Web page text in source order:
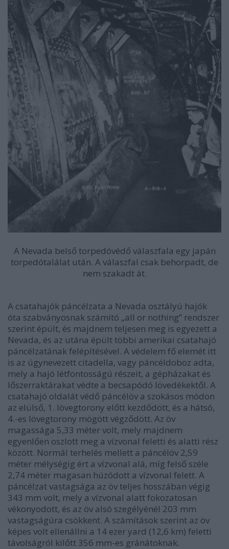
A Nevada belső torpedóvédő válaszfala egy japán
torpedótalálat után. A válaszfal csak behorpadt, de
nem szakadt át.
A csatahajók páncélzata a Nevada osztályú hajók
óta szabványosnak számító „all or nothing” rendszer
szerint épült, és majdnem teljesen meg is egyezett a
Nevada, és az utána épült többi amerikai csatahajó
páncélzatának felépítésével. A védelem fő elemét itt
is az úgynevezett citadella, vagy páncéldoboz adta,
mely a hajó létfontosságú részeit, a gépházakat és
lőszerraktárakat védte a becsapódó lövedékektől. A
csatahajó oldalát védő páncélöv a szokásos módon
az elülső, 1. lövegtorony előtt kezdődött, és a hátsó,
4.-es lövegtorony mögött végződött. Az öv
magassága 5,33 méter volt, mely majdnem
egyenlően oszlott meg a vízvonal feletti és alatti rész
között. Normál terhelés mellett a páncélöv 2,59
méter mélységig ért a vízvonal alá, míg felső széle
2,74 méter magasan húzódott a vízvonal felett. A
páncélzat vastagsága az öv teljes hosszában végig
343 mm volt, mely a vízvonal alatt fokozatosan
vékonyodott, és az öv alsó szegélyénél 203 mm
vastagságúra csökkent. A számítások szerint az öv
képes volt ellenállni a 14 ezer yard (12,6 km) feletti
távolságról kilőtt 356 mm-es gránátoknak.